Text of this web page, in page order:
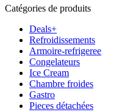
Catégories de produits
Deals+
Refroidissements
Armoire-refrigeree
Congelateurs
Ice Cream
Chambre froides
Gastro
Pieces détachées